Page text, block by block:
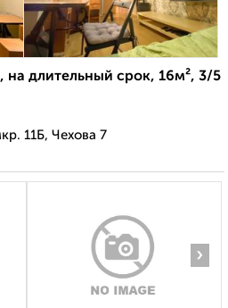
на длительный срок, 16м², 3/5
11Б, Чехова 7
›